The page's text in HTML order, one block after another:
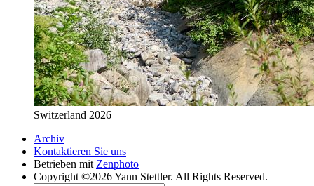
Switzerland 2026
Archiv
Kontaktieren Sie uns
Betrieben mit Zenphoto
Copyright ©2026 Yann Stettler. All Rights Reserved.